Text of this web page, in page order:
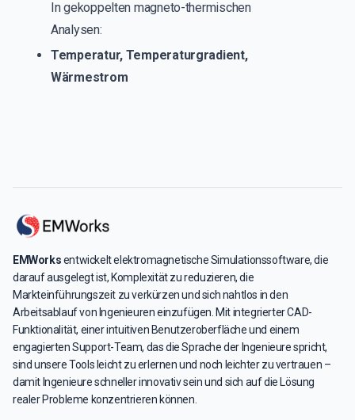
In gekoppelten magneto-thermischen
Analysen:
Temperatur, Temperaturgradient,
Wärmestrom
EMWorksentwickelt elektromagnetische Simulationssoftware, die
darauf ausgelegt ist, Komplexität zu reduzieren, die
Markteinführungszeit zu verkürzen und sich nahtlos in den
Arbeitsablauf von Ingenieuren einzufügen. Mit integrierter CAD-
Funktionalität, einer intuitiven Benutzeroberfläche und einem
engagierten Support-Team, das die Sprache der Ingenieure spricht,
sind unsere Tools leicht zu erlernen und noch leichter zu vertrauen –
damit Ingenieure schneller innovativ sein und sich auf die Lösung
realer Probleme konzentrieren können.